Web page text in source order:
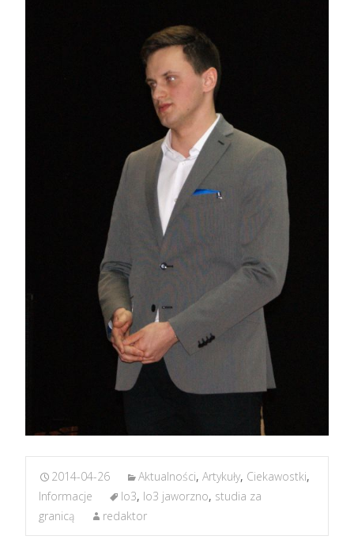
2014-04-26 Aktualności, Artykuły, Ciekawostki,
Informacje
lo3, lo3 jaworzno, studia za
granicą
redaktor